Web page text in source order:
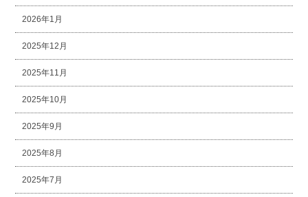
2026年1月
2025年12月
2025年11月
2025年10月
2025年9月
2025年8月
2025年7月